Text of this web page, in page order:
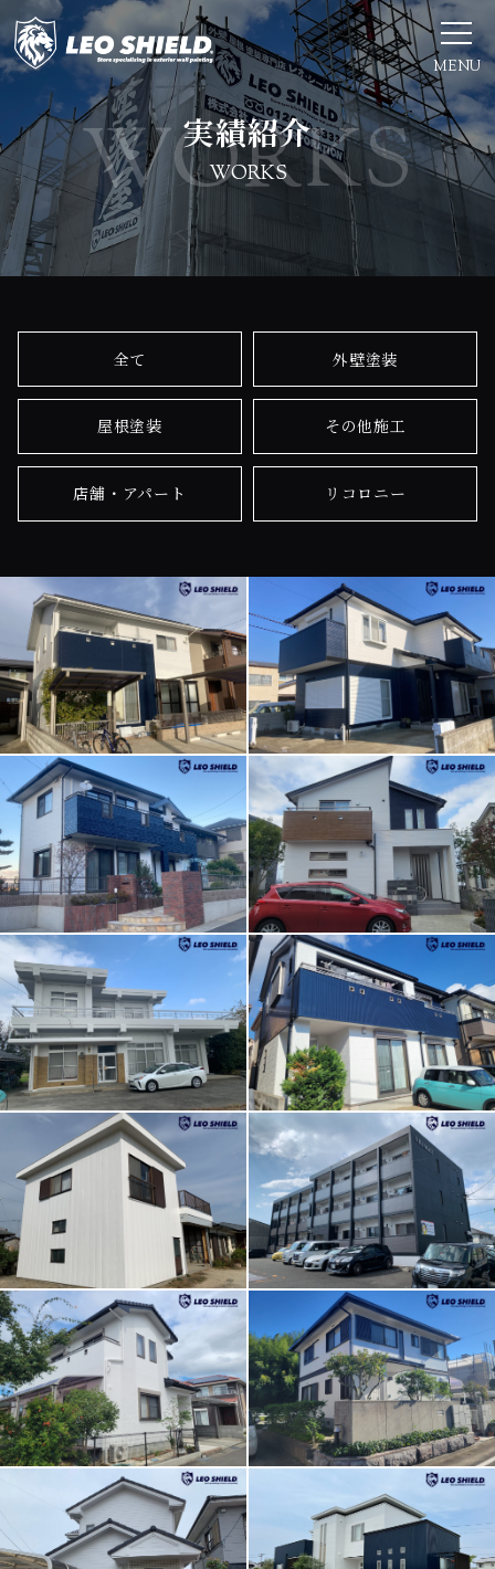
MENU
実績紹介
WORKS
全て 外壁塗装
屋根塗装 その他施工
店舗・アパート リコロニー